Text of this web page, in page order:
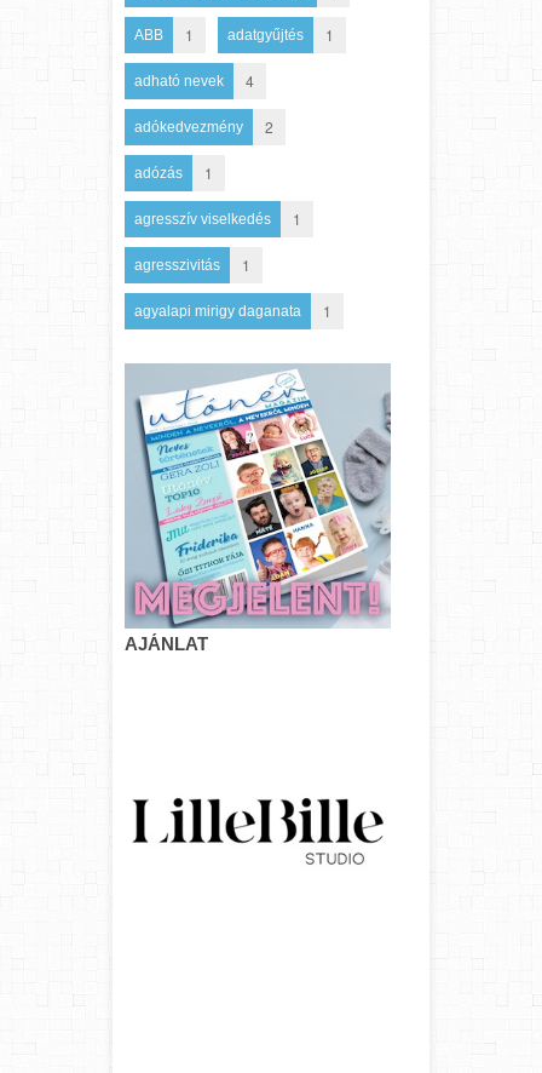
ABB 1 adatgyűjtés 1
adható nevek 4
adókedvezmény 2
adózás 1
agresszív viselkedés 1
agresszivitás 1
agyalapi mirigy daganata 1
AJÁNLAT